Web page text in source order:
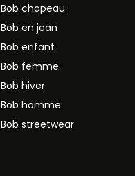
Bob chapeau
Bob en jean
Bob enfant
Bob femme
Bob hiver
Bob homme
Bob streetwear